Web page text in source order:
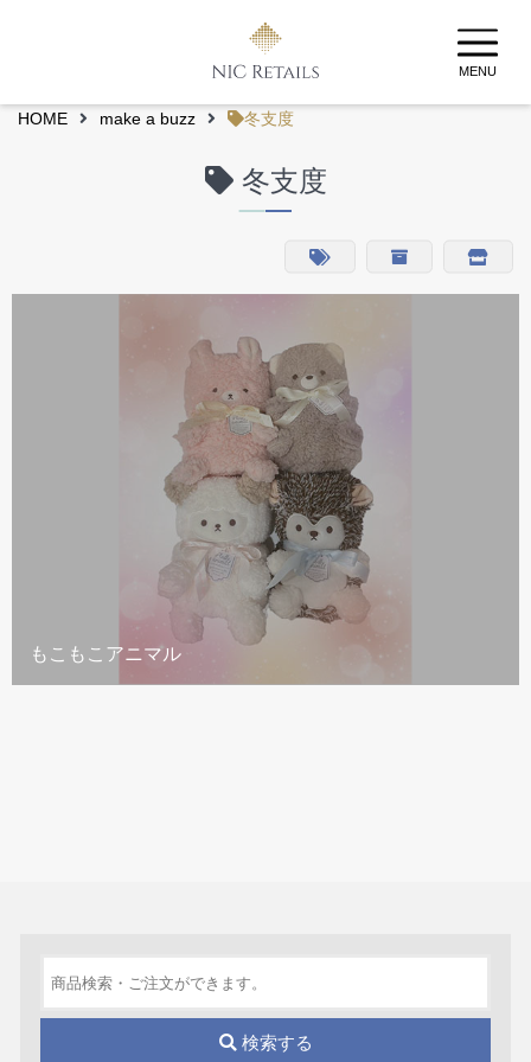
MENU
HOME make a buzz 冬支度
冬支度
もこもこアニマル
検索する